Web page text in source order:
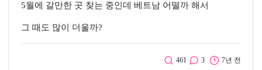
5월에 갈만한 곳 찾는 중인데 베트남 어떨까 해서
그 때도 많이 더울까?
461 3 7년 전